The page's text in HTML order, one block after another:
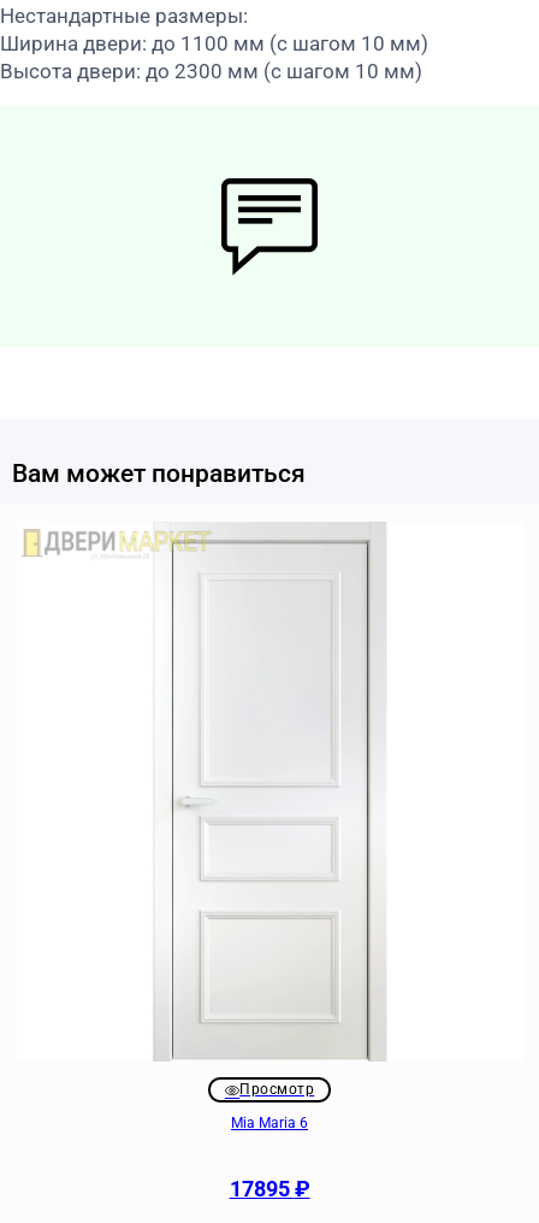
Нестандартные размеры:
Ширина двери: до 1100 мм (с шагом 10 мм)
Высота двери: до 2300 мм (с шагом 10 мм)
Вам может понравиться
Просмотр
Mia Maria 6
17895₽